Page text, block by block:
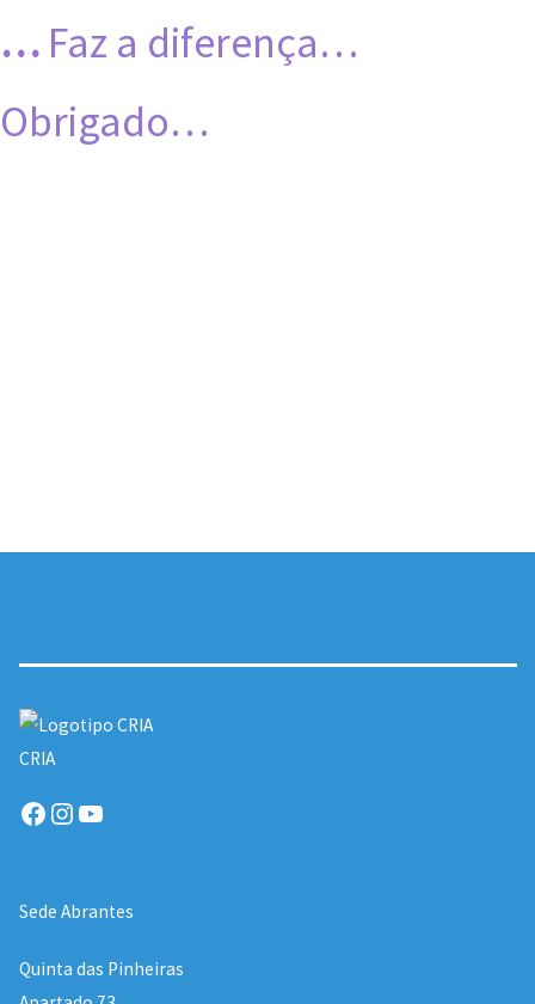
… Faz a diferença…
Obrigado…
CRIA
Facebook Instagram YouTube
Sede Abrantes
Quinta das Pinheiras